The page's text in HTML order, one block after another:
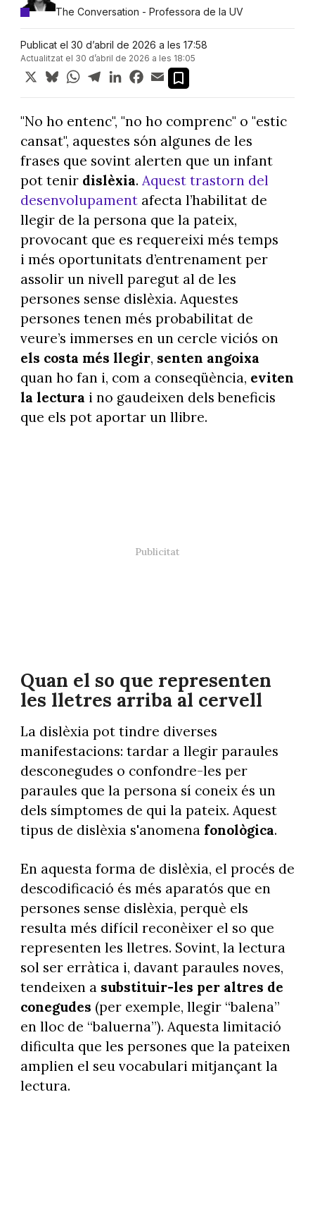
The Conversation - Professora de la UV
Publicat el 30 d’abril de 2026 a les 17:58
Actualitzat el 30 d’abril de 2026 a les 18:05
X BlueskyWhatsApp
TelegramLinkedInFacebook
Email
"No ho entenc", "no ho comprenc" o "estic
cansat", aquestes són algunes de les
frases que sovint alerten que un infant
pot tenir dislèxia. Aquest trastorn del
desenvolupamentafecta l’habilitat de
llegir de la persona que la pateix,
provocant que es requereixi més temps
i més oportunitats d’entrenament per
assolir un nivell paregut al de les
persones sense dislèxia. Aquestes
persones tenen més probabilitat de
veure’s immerses en un cercle viciós on
els costa més llegir, senten angoixa
quan ho fan i, com a conseqüència, eviten
la lectura i no gaudeixen dels beneficis
que els pot aportar un llibre.
Quan el so que representen
les lletres arriba al cervell
La dislèxia pot tindre diverses
manifestacions: tardar a llegir paraules
desconegudes o confondre-les per
paraules que la persona sí coneix és un
dels símptomes de qui la pateix. Aquest
tipus de dislèxia s'anomena fonològica.
En aquesta forma de dislèxia, el procés de
descodificació és més aparatós que en
persones sense dislèxia, perquè els
resulta més difícil reconèixer el so que
representen les lletres. Sovint, la lectura
sol ser erràtica i, davant paraules noves,
tendeixen asubstituir-les per altres de
conegudes (per exemple, llegir “balena”
en lloc de “baluerna”). Aquesta limitació
dificulta que les persones que la pateixen
amplien el seu vocabulari mitjançant la
lectura.